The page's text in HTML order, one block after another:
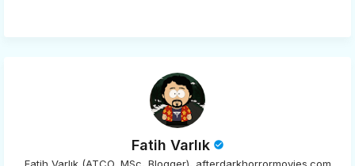
Fatih Varlık